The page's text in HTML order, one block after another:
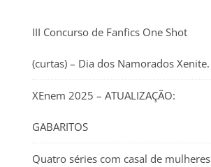
III Concurso de Fanfics One Shot
(curtas) – Dia dos Namorados Xenite.
XEnem 2025 – ATUALIZAÇÃO:
GABARITOS
Quatro séries com casal de mulheres